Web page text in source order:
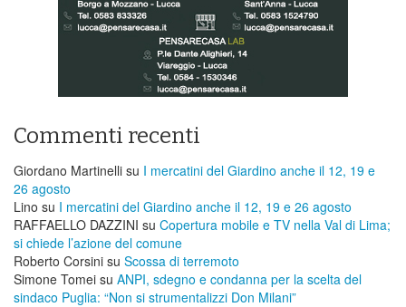
Commenti recenti
Giordano Martinelli su I mercatini del Giardino anche il 12, 19 e
26 agosto
Lino su I mercatini del Giardino anche il 12, 19 e 26 agosto
RAFFAELLO DAZZINI su ​Copertura mobile e TV nella Val di Lima;
si chiede l’azione del comune
Roberto Corsini su Scossa di terremoto
Simone Tomei su ANPI, sdegno e condanna per la scelta del
sindaco Puglia: “Non si strumentalizzi Don Milani”